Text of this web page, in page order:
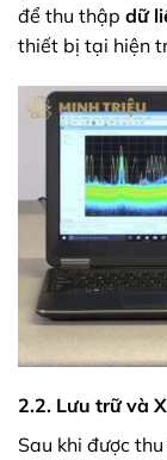
để thu thập dữ
thiết bị tại hiện
2.2. Lưu trữ và
Sau khi được